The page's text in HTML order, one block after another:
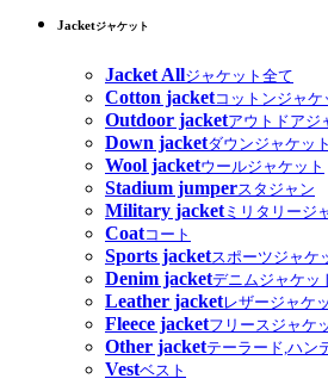
Jacketジャケット
Jacket Allジャケット全て
Cotton jacketコットンジャケ
Outdoor jacketアウトドアジ
Down jacketダウンジャケット
Wool jacketウールジャケット
Stadium jumperスタジャン
Military jacketミリタリージ
Coatコート
Sports jacketスポーツジャケ
Denim jacketデニムジャケッ
Leather jacketレザージャケ
Fleece jacketフリースジャケ
Other jacketテーラード,ハン
Vestベスト